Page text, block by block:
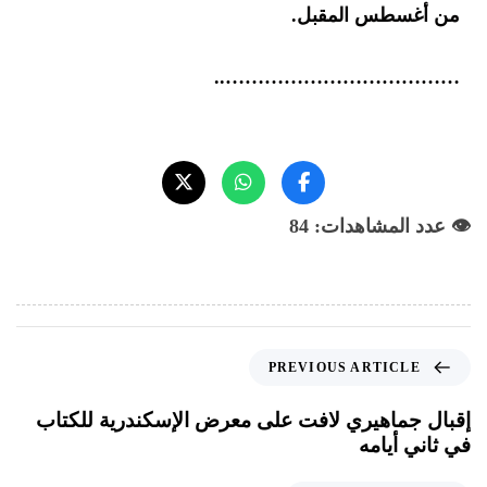
من أغسطس المقبل.
………………………………..
👁️ عدد المشاهدات: 84
PREVIOUS ARTICLE
إقبال جماهيري لافت على معرض الإسكندرية للكتاب
في ثاني أيامه